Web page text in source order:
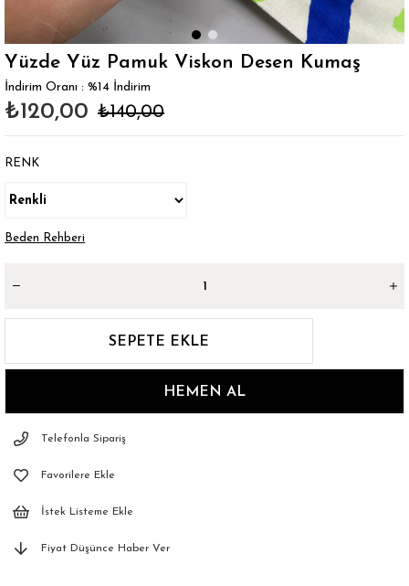
Yüzde Yüz Pamuk Viskon Desen Kumaş
İndirim Oranı : %14 İndirim
₺140,00
₺120,00
RENK
Beden Rehberi
Telefonla Sipariş
Favorilere Ekle
İstek Listeme Ekle
Fiyat Düşünce Haber Ver